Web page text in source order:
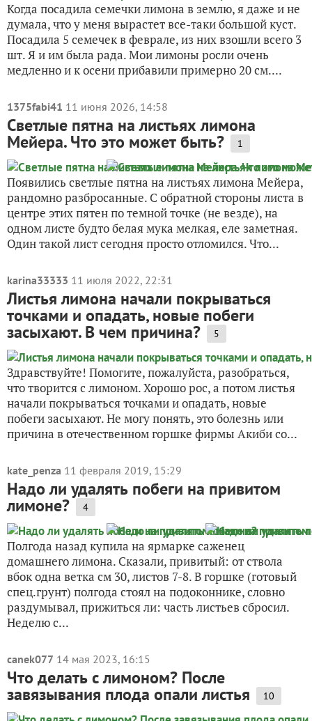
Когда посадила семечки лимона в землю, я даже и не
думала, что у меня вырастет все-таки большой куст.
Посадила 5 семечек в феврале, из них взошли всего 3
шт. Я и им была рада. Мои лимоны росли очень
медленно и к осени прибавили примерно 20 см....
1375fabi41 11 июня 2026, 14:58
Светлые пятна на листьях лимона
Мейера. Что это может быть? 1
Появились светлые пятна на листьях лимона Мейера,
рандомно разбросанные. С обратной стороны листа в
центре этих пятен по темной точке (не везде), на
одном листе будто белая мука мелкая, еле заметная.
Один такой лист сегодня просто отломился. Что...
karina33333 11 июля 2022, 22:31
Листья лимона начали покрываться
точками и опадать, новые побеги
засыхают. В чем причина? 5
Здравствуйте! Помогите, пожалуйста, разобраться,
что творится с лимоном. Хорошо рос, а потом листья
начали покрываться точками и опадать, новые
побеги засыхают. Не могу понять, это болезнь или
причина в отечественном горшке фирмы Акиби со...
kate_penza 11 февраля 2019, 15:29
Надо ли удалять побеги на привитом
лимоне? 4
Полгода назад купила на ярмарке саженец
домашнего лимона. Сказали, привитый: от ствола
вбок одна ветка см 30, листов 7-8. В горшке (готовый
спец.грунт) полгода стоял на подоконнике, словно
раздумывал, прижиться ли: часть листьев сбросил.
Неделю с...
canek077 14 мая 2023, 16:15
Что делать с лимоном? После
завязывания плода опали листья 10